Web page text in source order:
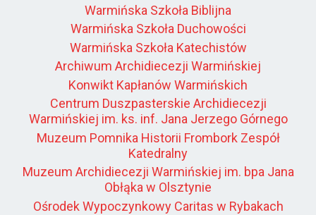
Warmińska Szkoła Biblijna
Warmińska Szkoła Duchowości
Warmińska Szkoła Katechistów
Archiwum Archidiecezji Warmińskiej
Konwikt Kapłanów Warmińskich
Centrum Duszpasterskie Archidiecezji
Warmińskiej im. ks. inf. Jana Jerzego Górnego
Muzeum Pomnika Historii Frombork Zespół
Katedralny
Muzeum Archidiecezji Warmińskiej im. bpa Jana
Obłąka w Olsztynie
Ośrodek Wypoczynkowy Caritas w Rybakach